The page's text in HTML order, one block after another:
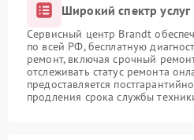
Широкий спектр услуг
Сервисный центр Brandt
по всей РФ, бесплатную
ремонт, включая срочный
отслеживать статус ремонта
предоставляется
продления срока службы